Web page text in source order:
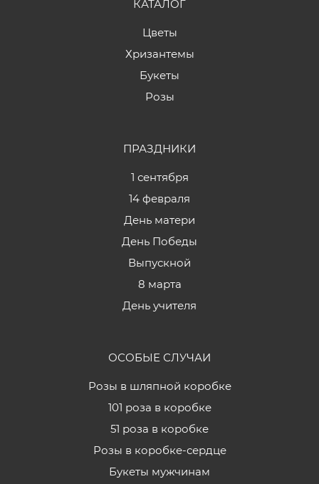
КАТАЛОГ
Цветы
Хризантемы
Букеты
Розы
ПРАЗДНИКИ
1 сентября
14 февраля
День матери
День Победы
Выпускной
8 марта
День учителя
ОСОБЫЕ СЛУЧАИ
Розы в шляпной коробке
101 роза в коробке
51 роза в коробке
Розы в коробке-сердце
Букеты мужчинам